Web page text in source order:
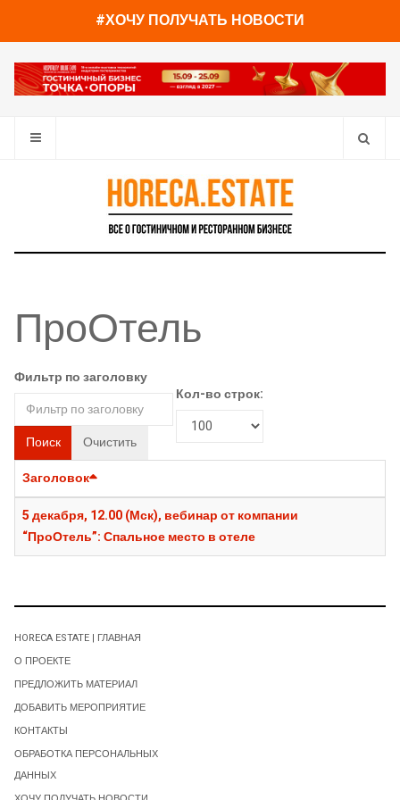
#ХОЧУ ПОЛУЧАТЬ НОВОСТИ
ПроОтель
Фильтр по заголовку
Поиск Очистить
Кол-во строк:
Заголовок
5 декабря, 12.00 (Мск), вебинар от компании
“ПроОтель”: Спальное место в отеле
HORECA ESTATE | ГЛАВНАЯ
О ПРОЕКТЕ
ПРЕДЛОЖИТЬ МАТЕРИАЛ
ДОБАВИТЬ МЕРОПРИЯТИЕ
КОНТАКТЫ
ОБРАБОТКА ПЕРСОНАЛЬНЫХ
ДАННЫХ